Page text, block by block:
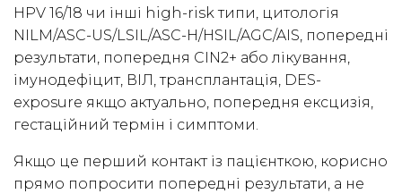
HPV 16/18 чи інші high-risk типи, цитологія
NILM/ASC-US/LSIL/ASC-H/HSIL/AGC/AIS, попередні
результати, попередня CIN2+ або лікування,
імунодефіцит, ВІЛ, трансплантація, DES-
exposure якщо актуально, попередня ексцизія,
гестаційний термін і симптоми.
Якщо це перший контакт із пацієнткою, корисно
прямо попросити попередні результати, а не